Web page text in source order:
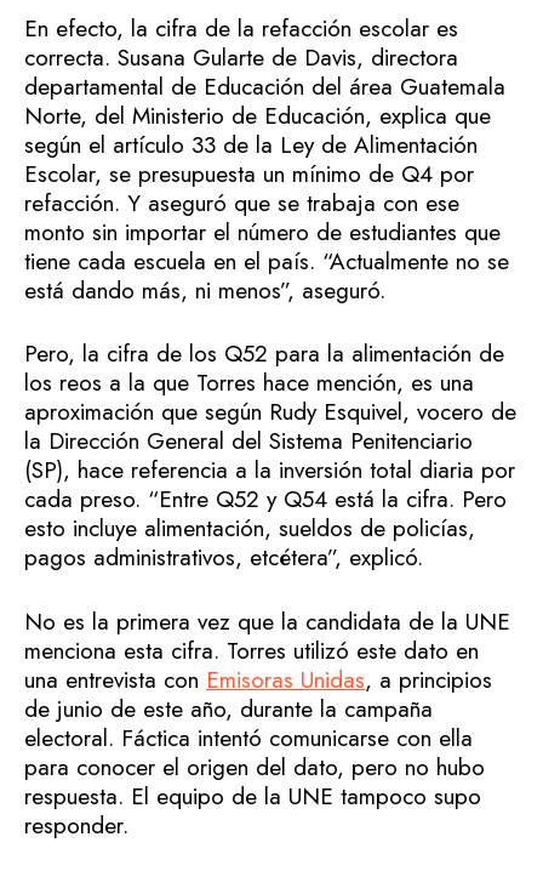
En efecto, la cifra de la refacción escolar es
correcta. Susana Gularte de Davis, directora
departamental de Educación del área Guatemala
Norte, del Ministerio de Educación, explica que
según el artículo 33 de la Ley de Alimentación
Escolar, se presupuesta un mínimo de Q4 por
refacción. Y aseguró que se trabaja con ese
monto sin importar el número de estudiantes que
tiene cada escuela en el país. “Actualmente no se
está dando más, ni menos”, aseguró.
Pero, la cifra de los Q52 para la alimentación de
los reos a la que Torres hace mención, es una
aproximación que según Rudy Esquivel, vocero de
la Dirección General del Sistema Penitenciario
(SP), hace referencia a la inversión total diaria por
cada preso. “Entre Q52 y Q54 está la cifra. Pero
esto incluye alimentación, sueldos de policías,
pagos administrativos, etcétera”, explicó.
No es la primera vez que la candidata de la UNE
menciona esta cifra. Torres utilizó este dato en
una entrevista con Emisoras Unidas, a principios
de junio de este año, durante la campaña
electoral. Fáctica intentó comunicarse con ella
para conocer el origen del dato, pero no hubo
respuesta. El equipo de la UNE tampoco supo
responder.